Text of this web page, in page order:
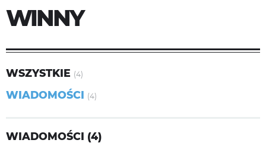
WINNY
WSZYSTKIE (4)
WIADOMOŚCI (4)
WIADOMOŚCI (4)